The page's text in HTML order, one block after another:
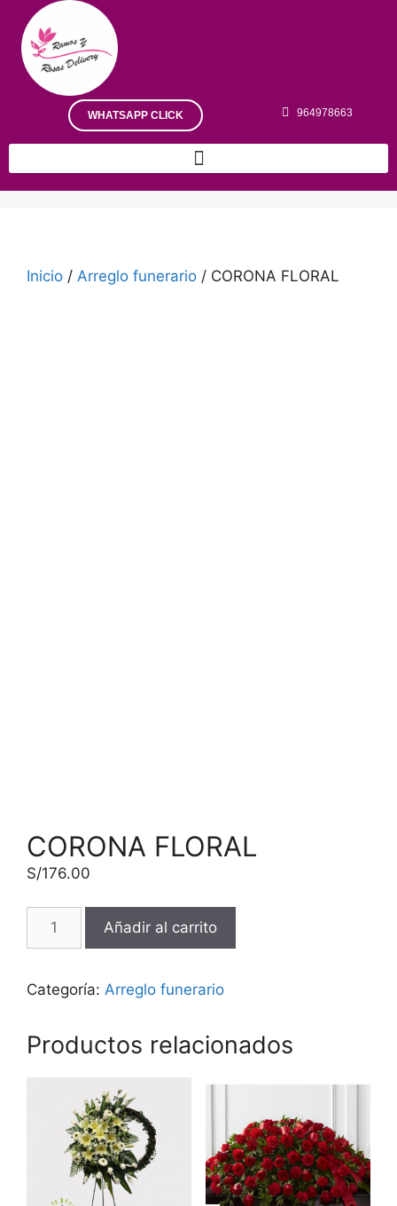
WHATSAPP CLICK 964978663
Inicio / Arreglo funerario / CORONA FLORAL
CORONA FLORAL
S/176.00
Añadir al carrito
Categoría: Arreglo funerario
Productos relacionados